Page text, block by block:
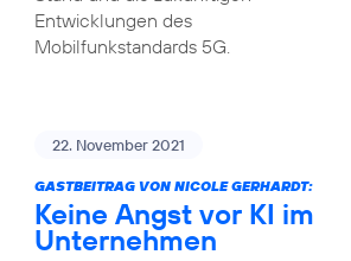
Entwicklungen des
Mobilfunkstandards 5G.
22. November 2021
GASTBEITRAG VON NICOLE GERHARDT:
Keine Angst vor KI im
Unternehmen